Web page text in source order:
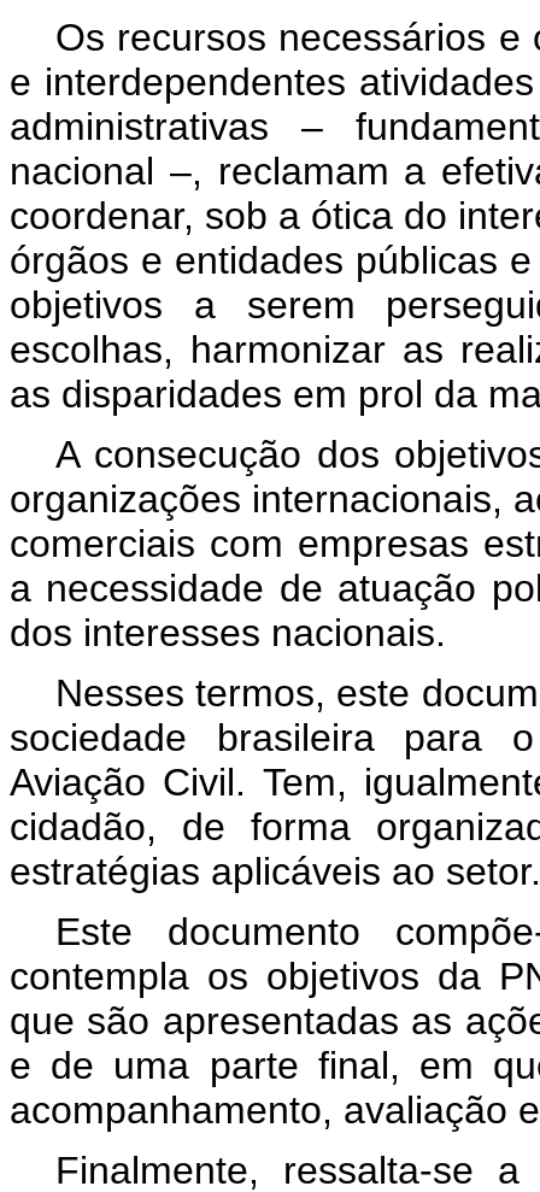
Os recursos necessários
e interdependentes
administrativas –
nacional –, reclamam a
coordenar, sob a ótica do
órgãos e entidades públicas
objetivos a serem
escolhas, harmonizar as
as disparidades em prol da
A consecução dos
organizações internacionais,
comerciais com empresas
a necessidade de atuação
dos interesses nacionais.
Nesses termos, este
sociedade brasileira para
Aviação Civil. Tem,
cidadão, de forma
estratégias aplicáveis ao setor.
Este documento
contempla os objetivos da
que são apresentadas as
e de uma parte final, em
acompanhamento, avaliação
Finalmente, ressalta-se